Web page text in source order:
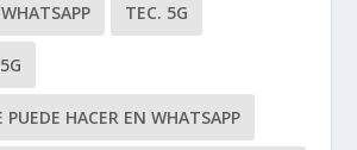
TEC. 5G
HACER EN WHATSAPP